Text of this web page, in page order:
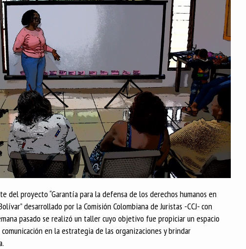
del proyecto “Garantía para la defensa de los derechos humanos en
desarrollado por la Comisión Colombiana de Juristas -CCJ- con
pasado se realizó un taller cuyo objetivo fue propiciar un espacio
en la estrategia de las organizaciones y brindar